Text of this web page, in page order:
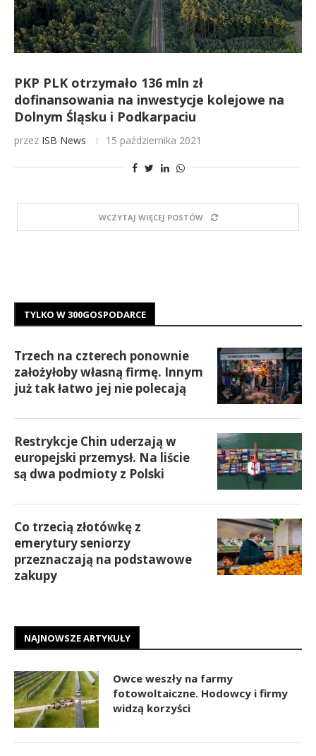
PKP PLK otrzymało 136 mln zł
dofinansowania na inwestycje kolejowe na
Dolnym Śląsku i Podkarpaciu
przez ISB News 15 października 2021
WCZYTAJ WIĘCEJ POSTÓW
TYLKO W 300GOSPODARCE
Trzech na czterech ponownie
założyłoby własną firmę. Innym
już tak łatwo jej nie polecają
Restrykcje Chin uderzają w
europejski przemysł. Na liście
są dwa podmioty z Polski
Co trzecią złotówkę z
emerytury seniorzy
przeznaczają na podstawowe
zakupy
NAJNOWSZE ARTYKUŁY
Owce weszły na farmy
fotowoltaiczne. Hodowcy i firmy
widzą korzyści